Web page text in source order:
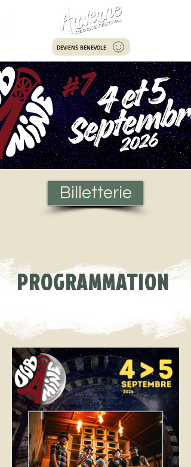
DEVIENS BENEVOLE
Billetterie
PROGRAMMATION